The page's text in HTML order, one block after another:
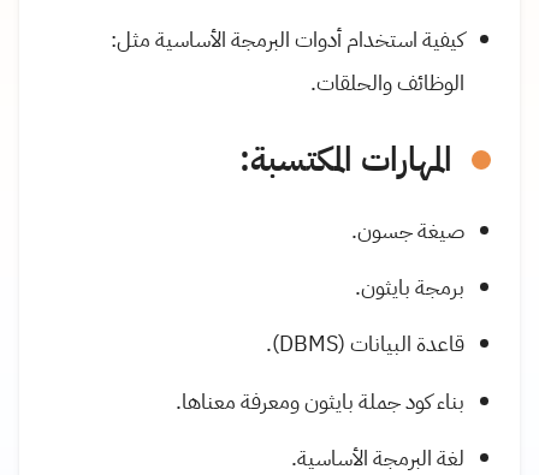
كيفية استخدام أدوات البرمجة الأساسية مثل:
الوظائف والحلقات.
المهارات المكتسبة:
صيغة جسون.
برمجة بايثون.
قاعدة البيانات (DBMS).
بناء كود جملة بايثون ومعرفة معناها.
لغة البرمجة الأساسية.